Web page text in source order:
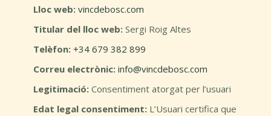
Lloc web: vincdebosc.com
Titular del lloc web:Sergi Roig Altes
Telèfon: +34 679 382 899
Correu electrònic: info@vincdebosc.com
Legitimació:Consentiment atorgat per l’usuari
Edat legal consentiment:L’Usuari certifica que